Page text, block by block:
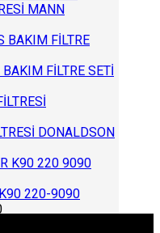
MANN
FİLTRE SETİ
DONALDSON
220-9090